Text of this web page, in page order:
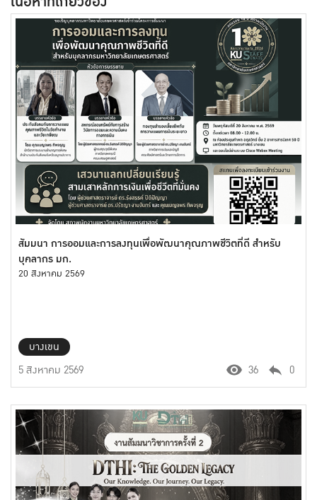
สัมมนา การออมและการลงทุนเพื่อพัฒนาคุณภาพชีวิตที่ดี สำหรับ
บุคลากร มก.
20 สิงหาคม 2569
บางเขน
5 สิงหาคม 2569
36 0